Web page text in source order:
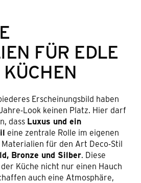
FÜR EDLE
Erscheinungsbild haben
Look keinen Platz. Hier darf
dass Luxus und ein
eine zentrale Rolle im eigenen
Materialien für den Art Deco-Stil
Bronze und Silber. Diese
Küche nicht nur einen Hauch
auch eine Atmosphäre,